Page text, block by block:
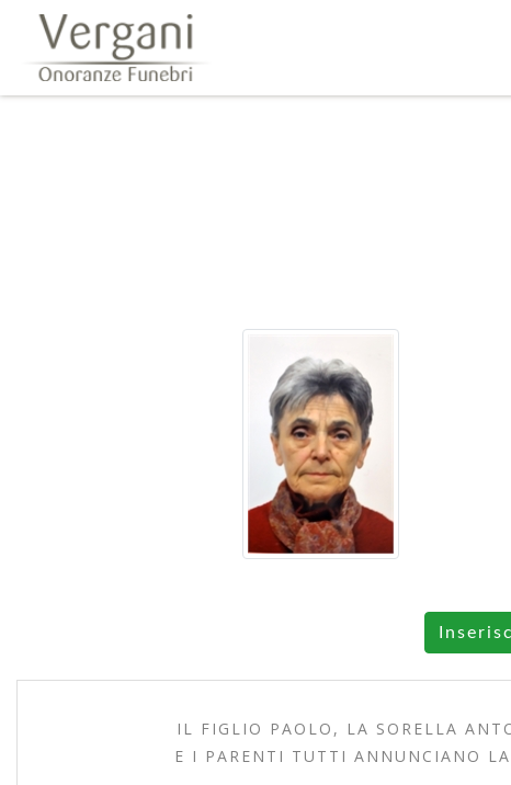
IL FIGLIO PAOLO, LA SORELLA
E I PARENTI TUTTI ANNUNCIANO
Questo sito o gli strumenti terzi da questo utilizzati si
scorrendo questa pagina, cliccando su un link